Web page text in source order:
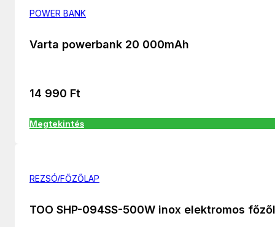
POWER BANK
Varta powerbank 20 000mAh
14 990 Ft
Megtekintés
REZSÓ/FŐZŐLAP
TOO SHP-094SS-500W inox elektromos